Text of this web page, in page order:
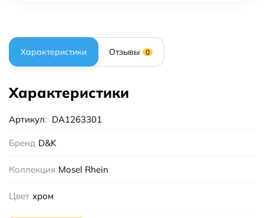
Характеристики Отзывы 0
Характеристики
Артикул: DA1263301
Бренд D&K
Коллекция Mosel Rhein
Цвет хром